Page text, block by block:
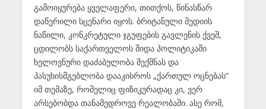
გამოიყურება ყველაფერი, თითქოს, წინასწარ
დაწერილი სცენარი იყოს. ბრიტანული მედიის
ნაწილი, კონკრეტული ჯგუფების გავლენის ქვეშ,
ცდილობს საქართველოს შიდა პოლიტიკაში
ხელოვნური დაძაბულობა შექმნას და
პასუხისმგებლობა დააკისროს „ქართულ ოცნებას“
იმ თემაზე, რომელიც ფიზიკურადაც კი, ვერ
არსებობდა თანამედროვე რეალობაში. ასე რომ,